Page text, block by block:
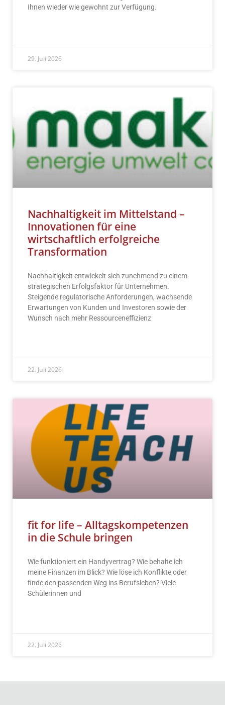
Ihnen wieder wie gewohnt zur Verfügung.
29. Juli 2026
Nachhaltigkeit im Mittelstand –
Innovationen für eine
wirtschaftlich erfolgreiche
Transformation
Nachhaltigkeit entwickelt sich zunehmend zu einem
strategischen Erfolgsfaktor für Unternehmen.
Steigende regulatorische Anforderungen, wachsende
Erwartungen von Kunden und Investoren sowie der
Wunsch nach mehr Ressourceneffizienz
22. Juli 2026
fit for life – Alltagskompetenzen
in die Schule bringen
Wie funktioniert ein Handyvertrag? Wie behalte ich
meine Finanzen im Blick? Wie löse ich Konflikte oder
finde den passenden Weg ins Berufsleben? Viele
Schülerinnen und
22. Juli 2026